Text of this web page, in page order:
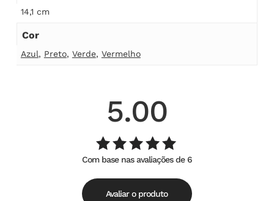
14,1 cm
Cor
Azul, Preto, Verde, Vermelho
5.00
Avaliação
5.00de
5
Com base nas avaliações de 6
Avaliar o produto